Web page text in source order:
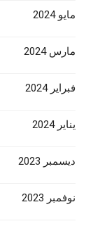
مايو 2024
مارس 2024
فبراير 2024
يناير 2024
ديسمبر 2023
نوفمبر 2023